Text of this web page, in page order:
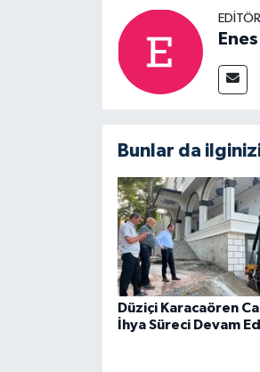
Bunlar da
Düziçi Karacaören
İhya Süreci Devam